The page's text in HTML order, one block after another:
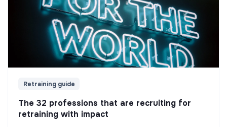
Retraining guide
The 32 professions that are recruiting for
retraining with impact